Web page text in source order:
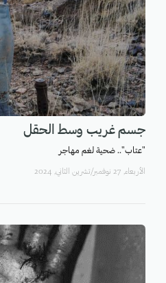
جسم غريب وسط الحقل
"عتاب".. ضحية لغم مهاجر
اﻷربعاء, 27 نوفمبر/تشرين الثاني, 2024